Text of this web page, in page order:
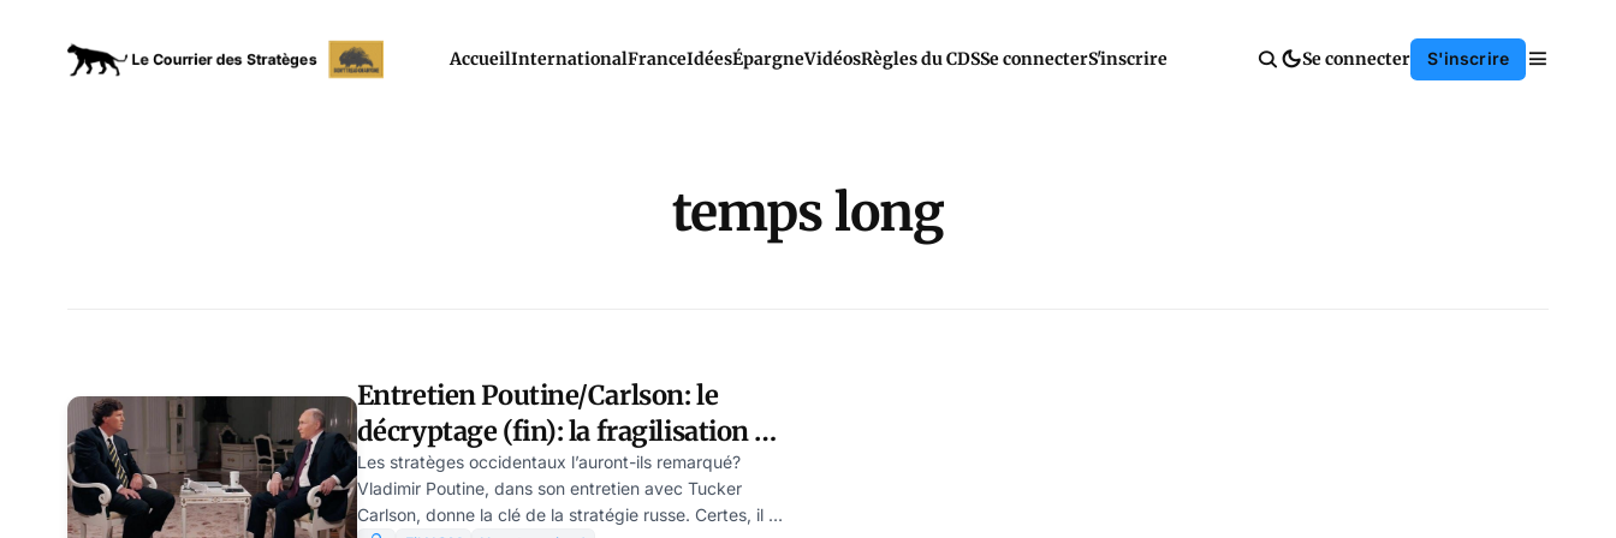
AccueilInternationalFranceIdéesÉpargneVidéosRègles du CDSSe connecterS'inscrire Se connecter S'inscrire
temps long
Entretien Poutine/Carlson: le
décryptage (fin): la fragilisation du
dollar est le meilleur allié de la
Russie
Les stratèges occidentaux l’auront-ils remarqué?
Vladimir Poutine, dans son entretien avec Tucker
Carlson, donne la clé de la stratégie russe. Certes, il ne